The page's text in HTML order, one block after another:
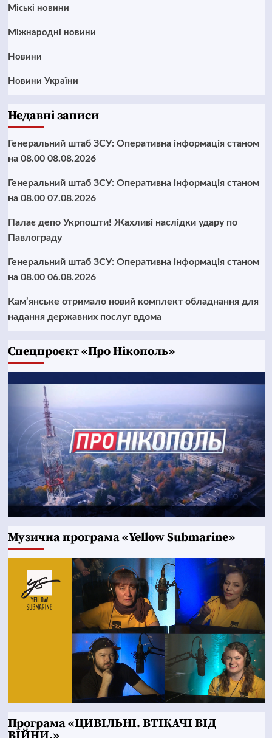
Mіські новини
Міжнародні новини
Новини
Новини України
Недавні записи
Генеральний штаб ЗСУ: Оперативна інформація станом
на 08.00 08.08.2026
Генеральний штаб ЗСУ: Оперативна інформація станом
на 08.00 07.08.2026
Палає депо Укрпошти! Жахливі наслідки удару по
Павлограду
Генеральний штаб ЗСУ: Оперативна інформація станом
на 08.00 06.08.2026
Кам’янське отримало новий комплект обладнання для
надання державних послуг вдома
Cпецпроєкт «Про Нікополь»
Музична програма «Yellow Submarine»
Програма «ЦИВІЛЬНІ. ВТІКАЧІ ВІД